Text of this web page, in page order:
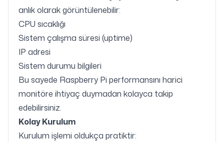
anlık olarak görüntülenebilir:
CPU sıcaklığı
Sistem çalışma süresi (uptime)
IP adresi
Sistem durumu bilgileri
Bu sayede Raspberry Pi performansını harici
monitöre ihtiyaç duymadan kolayca takip
edebilirsiniz.
Kolay Kurulum
Kurulum işlemi oldukça pratiktir: